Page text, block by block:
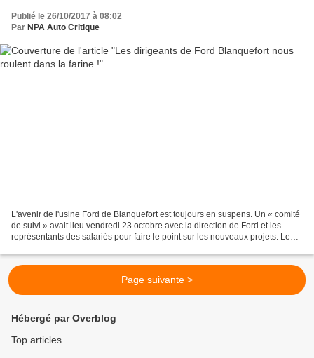
Publié le 26/10/2017 à 08:02
Par NPA Auto Critique
L'avenir de l'usine Ford de Blanquefort est toujours en suspens. Un « comité
de suivi » avait lieu vendredi 23 octobre avec la direction de Ford et les
représentants des salariés pour faire le point sur les nouveaux projets. Le
Page suivante >
Hébergé par Overblog
Top articles